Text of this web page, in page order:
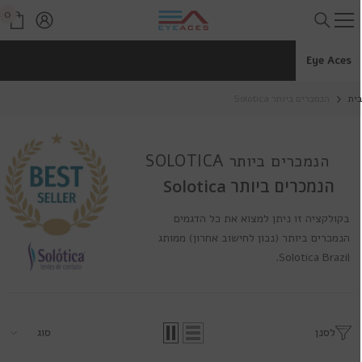
דלג לתוכן 0
0
Eye Aces
הנמכרים ביותר SOLOTICA
הנמכרים ביותר Solotica
בקולקציה זו ניתן למצוא את כל הדגמים
הנמכרים ביותר (נכון לחישוב אחרון) ממותג
Solotica Brazil.
לסנן סוג